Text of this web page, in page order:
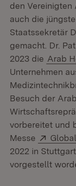
den Vereinigten
auch die
Staatssekretär
gemacht. Dr.
2023 die Arab
Unternehmen
Besuch der
vorbereitet und
Messe
Extern:
2022 in
vorgestellt